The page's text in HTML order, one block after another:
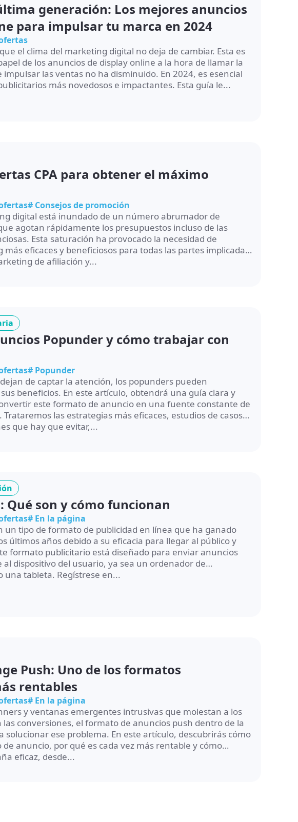
generación: Los mejores anuncios
para impulsar tu marca en 2024
el clima del marketing digital no deja de cambiar. Esta es
de los anuncios de display online a la hora de llamar la
las ventas no ha disminuido. En 2024, es esencial
más novedosos e impactantes. Esta guía le...
CPA para obtener el máximo
# Consejos de promoción
digital está inundado de un número abrumador de
agotan rápidamente los presupuestos incluso de las
Esta saturación ha provocado la necesidad de
eficaces y beneficiosos para todas las partes implicadas.
de afiliación y...
Popunder y cómo trabajar con
# Popunder
de captar la atención, los popunders pueden
beneficios. En este artículo, obtendrá una guía clara y
este formato de anuncio en una fuente constante de
las estrategias más eficaces, estudios de casos
que hay que evitar,...
Qué son y cómo funcionan
# En la página
un tipo de formato de publicidad en línea que ha ganado
últimos años debido a su eficacia para llegar al público y
formato publicitario está diseñado para enviar anuncios
dispositivo del usuario, ya sea un ordenador de
una tableta. Regístrese en...
Push: Uno de los formatos
rentables
# En la página
y ventanas emergentes intrusivas que molestan a los
conversiones, el formato de anuncios push dentro de la
solucionar ese problema. En este artículo, descubrirás cómo
anuncio, por qué es cada vez más rentable y cómo
eficaz, desde...